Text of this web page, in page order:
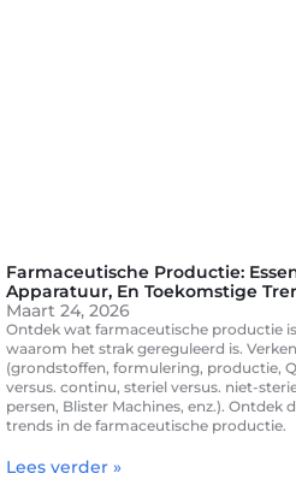
Farmaceutische Productie:
Apparatuur, En Toekomstige
Maart 24, 2026
Ontdek wat farmaceutische productie
waarom het strak gereguleerd is.
(grondstoffen, formulering, productie,
versus. continu, steriel versus. niet-
persen, Blister Machines, enz.). Ontdek
trends in de farmaceutische productie.
Lees verder »